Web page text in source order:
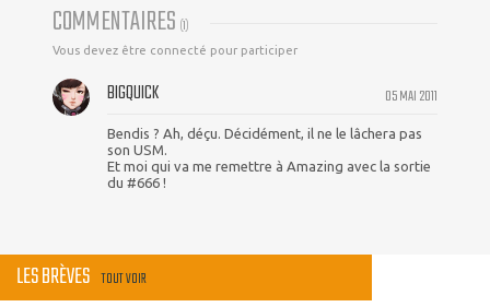
COMMENTAIRES (1)
Vous devez être connecté pour participer
05 MAI 2011
BIGQUICK
Bendis ? Ah, déçu. Décidément, il ne le lâchera pas
son USM.
Et moi qui va me remettre à Amazing avec la sortie
du #666 !
LES BRÈVES TOUT VOIR